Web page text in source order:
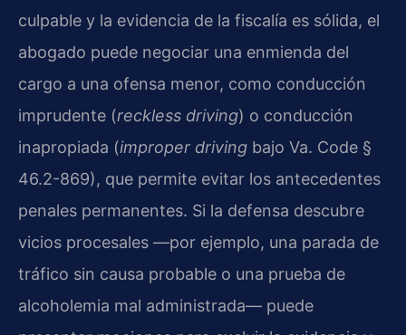
culpable y la evidencia de la fiscalía es sólida, el
abogado puede negociar una enmienda del
cargo a una ofensa menor, como conducción
imprudente (reckless driving) o conducción
inapropiada (improper driving bajo Va. Code §
46.2-869), que permite evitar los antecedentes
penales permanentes. Si la defensa descubre
vicios procesales —por ejemplo, una parada de
tráfico sin causa probable o una prueba de
alcoholemia mal administrada— puede